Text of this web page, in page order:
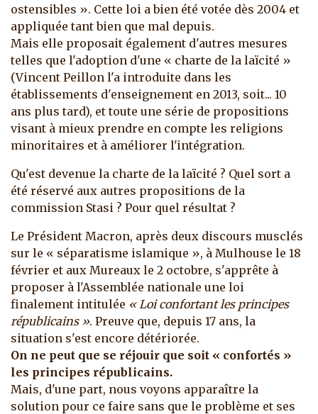
ostensibles ». Cette loi a bien été votée dès 2004 et
appliquée tant bien que mal depuis.
Mais elle proposait également d'autres mesures
telles que l'adoption d'une « charte de la laïcité »
(Vincent Peillon l'a introduite dans les
établissements d'enseignement en 2013, soit... 10
ans plus tard), et toute une série de propositions
visant à mieux prendre en compte les religions
minoritaires et à améliorer l'intégration.
Qu'est devenue la charte de la laïcité ? Quel sort a
été réservé aux autres propositions de la
commission Stasi ? Pour quel résultat ?
Le Président Macron, après deux discours musclés
sur le « séparatisme islamique », à Mulhouse le 18
février et aux Mureaux le 2 octobre, s'apprête à
proposer à l'Assemblée nationale une loi
finalement intitulée « Loi confortant les principes
républicains ». Preuve que, depuis 17 ans, la
situation s'est encore détériorée.
On ne peut que se réjouir que soit « confortés »
les principes républicains.
Mais, d'une part, nous voyons apparaître la
solution pour ce faire sans que le problème et ses